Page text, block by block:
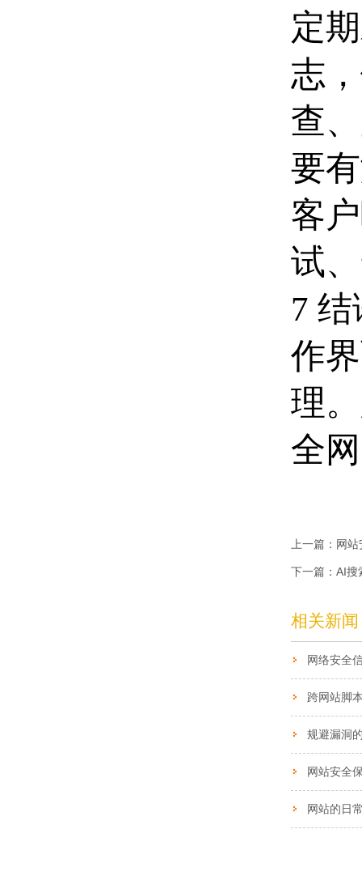
定
志
查
要
客
试
7
作
理
全
上一篇： 网
下一篇： AI搜
相关新闻
网络安全
网站安全
网站的日